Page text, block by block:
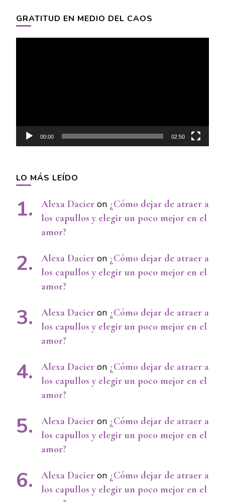
GRATITUD EN MEDIO DEL CAOS
00:00 02:50
LO MÁS LEÍDO
Alexa Dacier on ¿Cómo dejar de atraer a
los capullos y elegir un poco mejor en el
amor?
Alexa Dacier on ¿Cómo dejar de atraer a
los capullos y elegir un poco mejor en el
amor?
Alexa Dacier on ¿Cómo dejar de atraer a
los capullos y elegir un poco mejor en el
amor?
Alexa Dacier on ¿Cómo dejar de atraer a
los capullos y elegir un poco mejor en el
amor?
Alexa Dacier on ¿Cómo dejar de atraer a
los capullos y elegir un poco mejor en el
amor?
Alexa Dacier on ¿Cómo dejar de atraer a
los capullos y elegir un poco mejor en el